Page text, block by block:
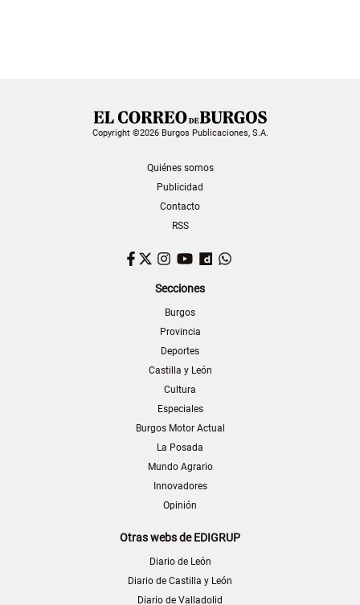
Copyright ©2026 Burgos Publicaciones, S.A.
Quiénes somos
Publicidad
Contacto
RSS
Facebook
TwitterInstagram
YouTubeDailymotion
Secciones
Burgos
Provincia
Deportes
Castilla y León
Cultura
Especiales
Burgos Motor Actual
La Posada
Mundo Agrario
Innovadores
Opinión
Otras webs de EDIGRUP
Diario de León
Diario de Castilla y León
Diario de Valladolid